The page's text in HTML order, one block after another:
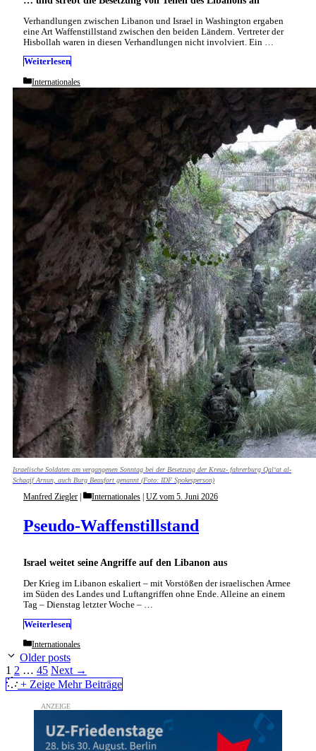
Verhandlungen zwischen Libanon und Israel in Washington ergaben
eine Art Waffenstillstand zwischen den beiden Ländern. Vertreter der
Hisbollah waren in diesen Verhandlungen nicht involviert. Ein …
Weiterlesen
Categories
Internationales
Israelische Soldaten am vergangenen Sonntag bei der Besetzung der Kreuz- fahrerburg Qal‘at al-
Schaqif Arnun, auch Burg Beaufort genannt (Foto: IDF Spokesperson)
Israel weitet seine Angriffe auf den Libanon aus
Pseudo-Waffenstillstand
Manfred Ziegler Categories
Internationales UZ vom 5. Juni 2026
Der Krieg im Libanon eskaliert – mit Vorstößen der israelischen Armee
im Süden des Landes und Luftangriffen ohne Ende. Alleine an einem
Tag – Dienstag letzter Woche – …
Weiterlesen
Categories
Internationales
Older posts
Page
1 Page
2 … Page
45 Next →
+ Zeige Mehr Beiträge